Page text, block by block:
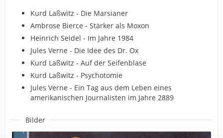
Kurd Laßwitz - Die Marsianer
Ambrose Bierce - Stärker als Moxon
Heinrich Seidel - Im Jahre 1984
Jules Verne - Die Idee des Dr. Ox
Kurd Laßwitz - Auf der Seifenblase
Kurd Laßwitz - Psychotomie
Jules Verne - Ein Tag aus dem Leben eines
amerikanischen Journalisten im Jahre 2889
Bilder